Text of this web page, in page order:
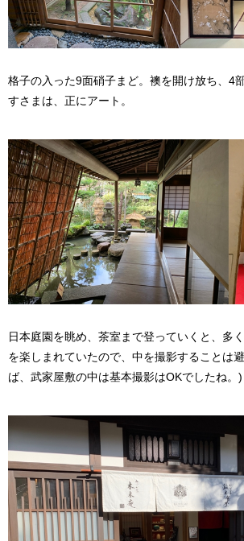
格子の入った9面硝子まど。襖を開け放ち、4
すさまは、正にアート。
日本庭園を眺め、茶室まで登っていくと、多
を楽しまれていたので、中を撮影することは
ば、武家屋敷の中は基本撮影はOKでしたね。)